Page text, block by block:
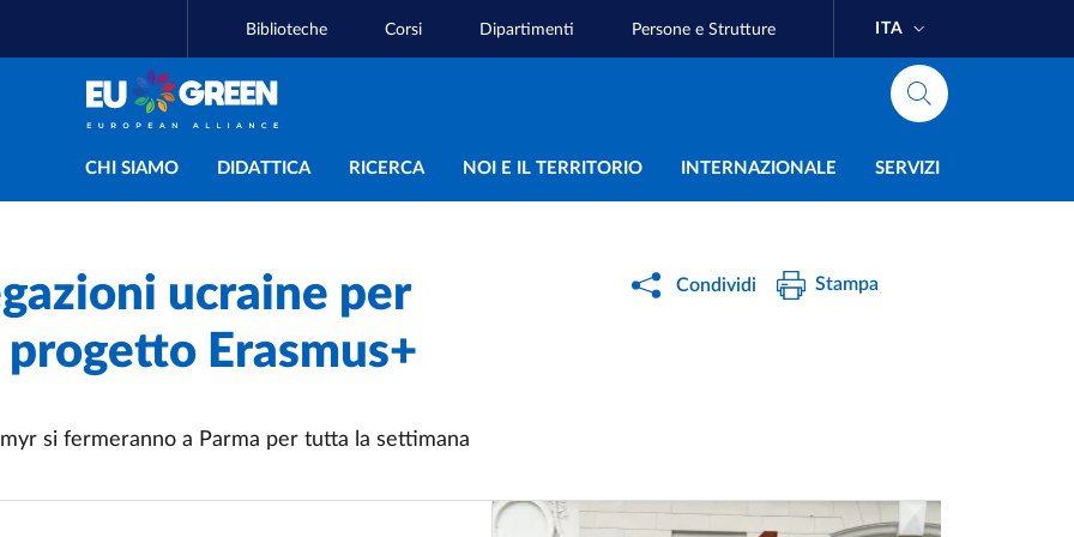
Biblioteche Corsi Dipartimenti Persone e Strutture ITA
Navigazione principale
CHI SIAMO DIDATTICA RICERCA NOI E IL TERRITORIO INTERNAZIONALE SERVIZI
ucraine per
progetto Erasmus+
si fermeranno a Parma per tutta la settimana
Condividi Stampa